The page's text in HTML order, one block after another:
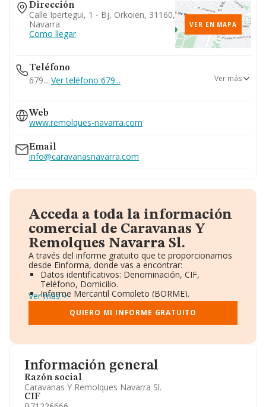
Información general
Razón social
Caravanas Y Remolques Navarra Sl.
CIF
Dirección
Calle Ipertegui, 1 - Bj, Orkoien, 31160,
Navarra
Como llegar
VER EN MAPA
Teléfono
679... Ver teléfono 679...
610...
Ver teléfono 610...
948325252
667...
Ver teléfono 667...
Ver más
Web
www.remolques-navarra.com
Email
info@caravanasnavarra.com
Acceda a toda la información
comercial de Caravanas Y
Remolques Navarra Sl.
A través del informe gratuito que te proporcionamos
desde Einforma, donde vas a encontrar:
Datos identificativos: Denominación, CIF,
Teléfono, Domicilio.
Informe Mercantil Completo (BORME).
Gráficos de Evolución Ventas y Empleados.
Consejo de Administración y Administradores.
Directivos y Ejecutivos.
Información oficial y registral complementaria.
Ver más
QUIERO MI INFORME GRATUITO